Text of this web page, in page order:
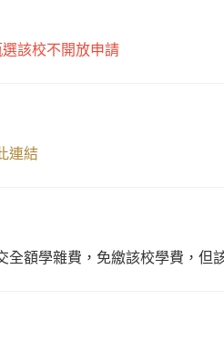
選該校不開放申請
連結
全額學雜費，免繳該校學費，但